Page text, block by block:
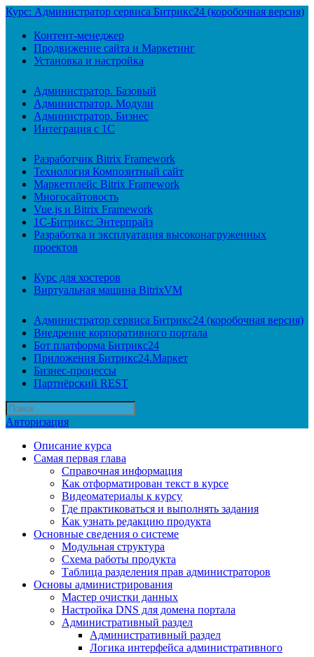
Курс: Администратор сервиса Битрикс24 (коробочная версия)
Контент-менеджер
Продвижение сайта и Маркетинг
Установка и настройка
Администратор. Базовый
Администратор. Модули
Администратор. Бизнес
Интеграция с 1С
Разработчик Bitrix Framework
Технология Композитный сайт
Маркетплейс Bitrix Framework
Многосайтовость
Vue.js и Bitrix Framework
1С-Битрикс: Энтерпрайз
Разработка и эксплуатация высоконагруженных
проектов
Курс для хостеров
Виртуальная машина BitrixVM
Администратор сервиса Битрикс24 (коробочная версия)
Внедрение корпоративного портала
Бот платформа Битрикс24
Приложения Битрикс24.Маркет
Бизнес-процессы
Партнёрский REST
Авторизация
Описание курса
Самая первая глава
Справочная информация
Как отформатирован текст в курсе
Видеоматериалы к курсу
Где практиковаться и выполнять задания
Как узнать редакцию продукта
Основные сведения о системе
Модульная структура
Схема работы продукта
Таблица разделения прав администраторов
Основы администрирования
Мастер очистки данных
Настройка DNS для домена портала
Административный раздел
Административный раздел
Логика интерфейса административного